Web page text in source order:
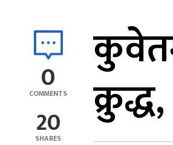
0
COMMENTS
20
SHARES